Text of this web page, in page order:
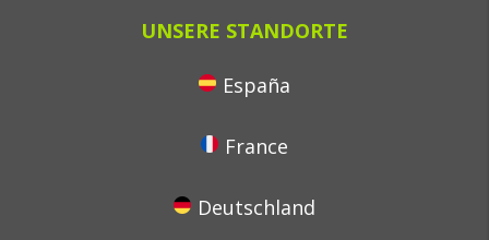
UNSERE STANDORTE
España
France
Deutschland